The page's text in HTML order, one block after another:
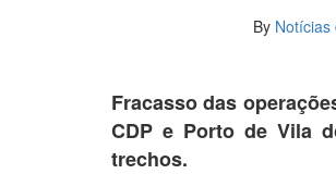
By Notícias
Fracasso das
CDP e Porto de Vila
trechos.